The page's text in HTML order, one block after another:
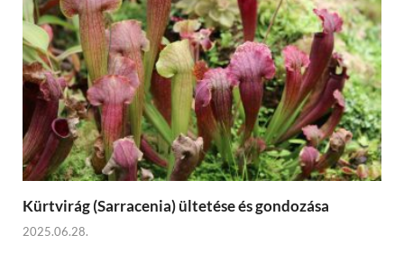
Kürtvirág (Sarracenia) ültetése és gondozása
2025.06.28.